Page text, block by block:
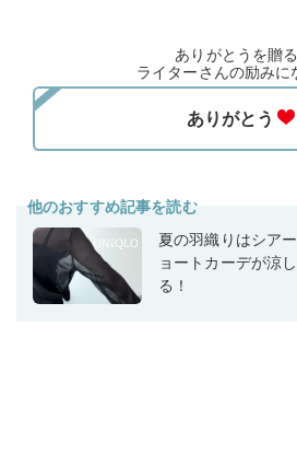
ありがとうを贈
ライターさんの励みに
他のおすすめ記事を読む
夏の羽織りはシア
ョートカーデが涼
る！